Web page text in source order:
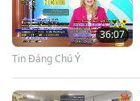
36:07
Tin Đáng Chú Ý